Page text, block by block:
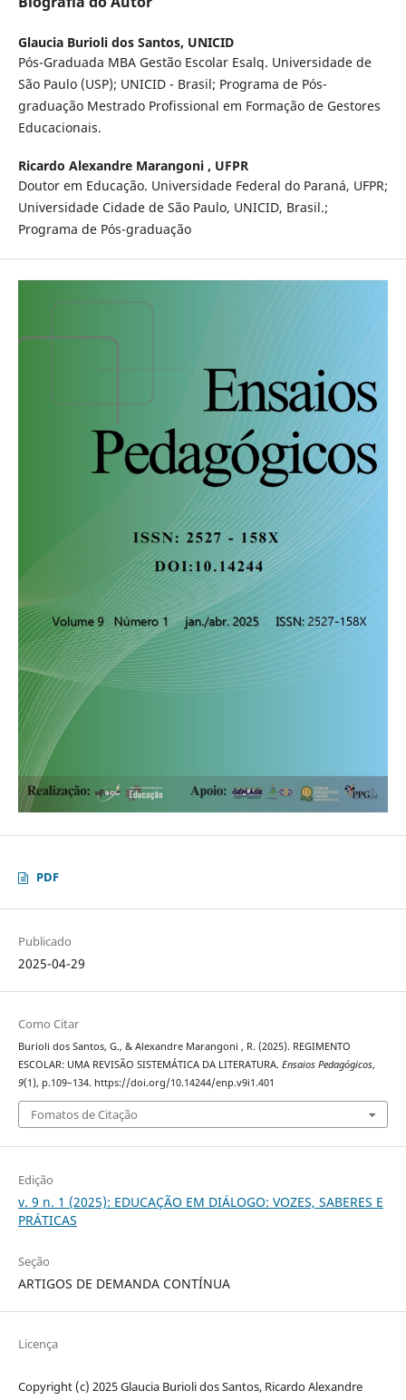
Glaucia Burioli dos Santos, UNICID
Pós-Graduada MBA Gestão Escolar Esalq. Universidade de
São Paulo (USP); UNICID - Brasil; Programa de Pós-
graduação Mestrado Profissional em Formação de Gestores
Educacionais.
Ricardo Alexandre Marangoni , UFPR
Doutor em Educação. Universidade Federal do Paraná, UFPR;
Universidade Cidade de São Paulo, UNICID, Brasil.;
Programa de Pós-graduação
PDF
Publicado
2025-04-29
Como Citar
Burioli dos Santos, G., & Alexandre Marangoni , R. (2025). REGIMENTO
ESCOLAR: UMA REVISÃO SISTEMÁTICA DA LITERATURA. Ensaios Pedagógicos,
9(1), p.109–134. https://doi.org/10.14244/enp.v9i1.401
Fomatos de Citação
Edição
v. 9 n. 1 (2025): EDUCAÇÃO EM DIÁLOGO: VOZES, SABERES E
PRÁTICAS
Seção
ARTIGOS DE DEMANDA CONTÍNUA
Licença
Copyright (c) 2025 Glaucia Burioli dos Santos, Ricardo Alexandre